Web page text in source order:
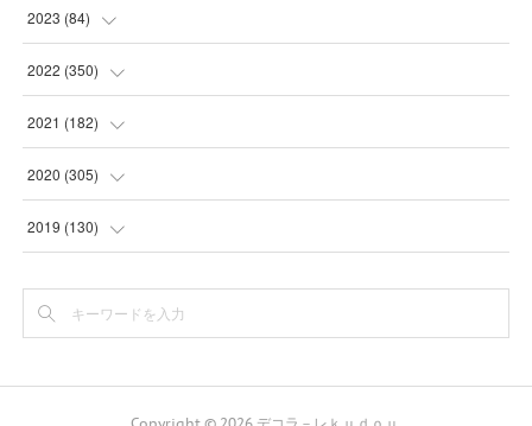
(28
(31
(19 )
(1)
(1)
(1
(12
(2)
(1)
2023 (84)
(1)
(24
(24
(1)
(1)
2022 (350)
(16
(30
(31
(31)
2021 (182)
(25
(17
(9
2020 (305)
(31
(
2019 (130)
(